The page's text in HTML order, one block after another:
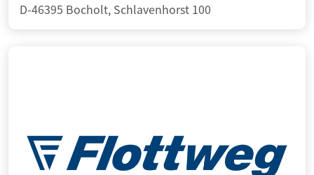
D-46395 Bocholt, Schlavenhorst 100